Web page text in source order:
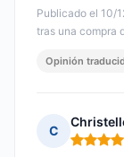
Publicado el 10/
tras una compra
Opinión
C
Nota: 5